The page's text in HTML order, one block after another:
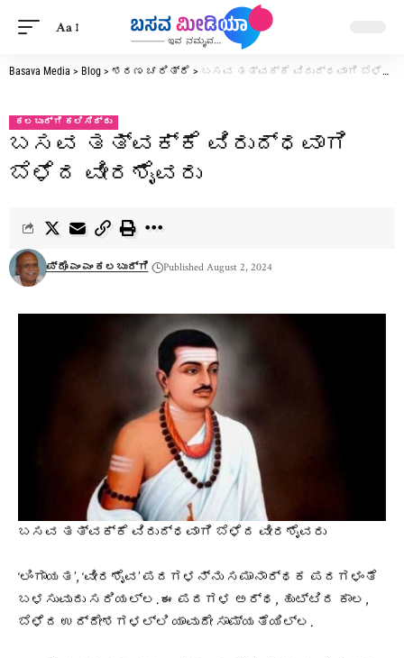
Aa
Basava Media > Blog > ಶರಣ ಚರಿತ್ರೆ > ಬಸವ ತತ್ವಕ್ಕೆ ವಿರುದ್ಧವಾಗಿ ಬೆಳೆದ ವೀರಶೈವರು
ಕಲಬುರ್ಗಿ ಕಲಿಸಿದ್ದು
ಬಸವ ತತ್ವಕ್ಕೆ ವಿರುದ್ಧವಾಗಿ
ಬೆಳೆದ ವೀರಶೈವರು
ಪ್ರೊ ಎಂ ಎಂ ಕಲಬುರ್ಗಿ Published August 2, 2024
ಬಸವ ತತ್ವಕ್ಕೆ ವಿರುದ್ಧವಾಗಿ ಬೆಳೆದ ವೀರಶೈವರು
‘ಲಿಂಗಾಯತ’, ‘ವೀರಶೈವ’ ಪದಗಳನ್ನು ಸಮಾನಾರ್ಥಕ ಪದಗಳಂತೆ
ಬಳಸುವುದು ಸರಿಯಲ್ಲ. ಈ ಪದಗಳ ಅರ್ಥ, ಹುಟ್ಟಿದ ಕಾಲ,
ಬೆಳೆದ ಉದ್ದೇಶಗಳಲ್ಲಿ ಯಾವುದೇ ಸಾಮ್ಯತೆಯಿಲ್ಲ.